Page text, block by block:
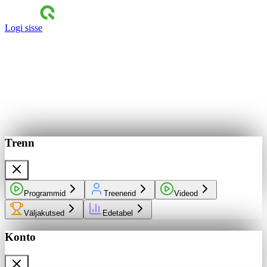
Logi sisse
Trenn
Programmid Treenerid Videod
Väljakutsed Edetabel
Konto